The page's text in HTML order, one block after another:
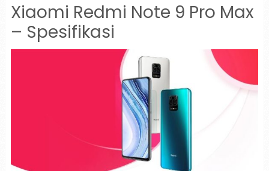
Xiaomi Redmi Note 9 Pro Max
– Spesifikasi